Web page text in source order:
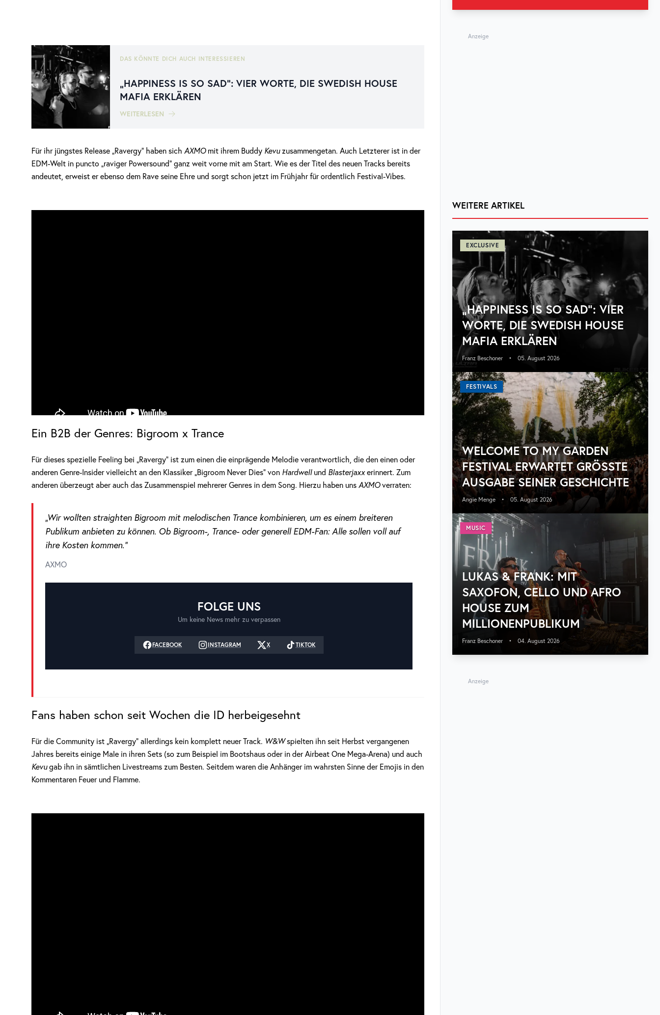
DAS KÖNNTE DICH AUCH INTERESSIEREN
„HAPPINESS IS SO SAD“: VIER WORTE, DIE SWEDISH HOUSE
MAFIA ERKLÄREN
WEITERLESEN
Für ihr jüngstes Release „Ravergy“ haben sich AXMOmit ihrem Buddy Kevuzusammengetan. Auch Letzterer ist in der
EDM-Welt in puncto „raviger Powersound“ ganz weit vorne mit am Start. Wie es der Titel des neuen Tracks bereits
andeutet, erweist er ebenso dem Rave seine Ehre und sorgt schon jetzt im Frühjahr für ordentlich Festival-Vibes.
Anzeige
Ein B2B der Genres: Bigroom x Trance
Für dieses spezielle Feeling bei „Ravergy“ ist zum einen die einprägende Melodie verantwortlich, die den einen oder
anderen Genre-Insider vielleicht an den Klassiker „Bigroom Never Dies“ von Hardwellund Blasterjaxxerinnert. Zum
anderen überzeugt aber auch das Zusammenspiel mehrerer Genres in dem Song. Hierzu haben uns AXMOverraten:
„Wir wollten straighten Bigroom mit melodischen Trance kombinieren, um es einem breiteren
Publikum anbieten zu können. Ob Bigroom-, Trance- oder generell EDM-Fan: Alle sollen voll auf
ihre Kosten kommen.“
AXMO
FOLGE UNS
Um keine News mehr zu verpassen
FACEBOOK INSTAGRAM X TIKTOK
Fans haben schon seit Wochen die ID herbeigesehnt
Für die Community ist „Ravergy“ allerdings kein komplett neuer Track. W&Wspielten ihn seit Herbst vergangenen
Jahres bereits einige Male in ihren Sets (so zum Beispiel im Bootshaus oder in der Airbeat One Mega-Arena) und auch
Kevugab ihn in sämtlichen Livestreams zum Besten. Seitdem waren die Anhänger im wahrsten Sinne der Emojis in den
Kommentaren Feuer und Flamme.
Anzeige
WEITERE ARTIKEL
EXCLUSIVE
„HAPPINESS IS SO SAD“: VIER
WORTE, DIE SWEDISH HOUSE
MAFIA ERKLÄREN
Franz Beschoner • 05. August 2026
FESTIVALS
WELCOME TO MY GARDEN
FESTIVAL ERWARTET GRÖSSTE A
USGABE SEINER GESCHICHTE
Angie Menge • 05. August 2026
MUSIC
LUKAS & FRANK: MIT
SAXOFON, CELLO UND AFRO
HOUSE ZUM
MILLIONENPUBLIKUM
Franz Beschoner • 04. August 2026
Anzeige